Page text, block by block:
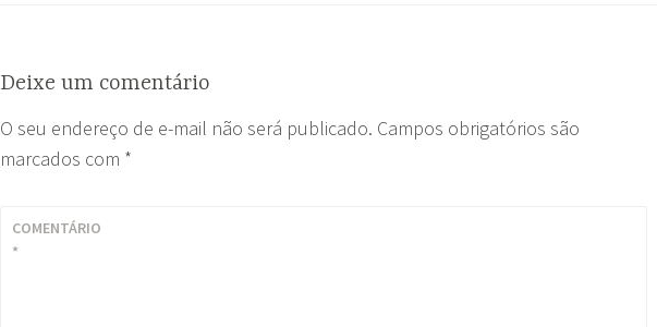
Deixe um comentário
O seu endereço de e-mail não será publicado. Campos obrigatórios são
marcados com *
COMENTÁRIO
*